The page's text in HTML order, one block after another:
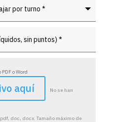
PDF o Word
aquí No se han
doc, docx. Tamaño máximo de